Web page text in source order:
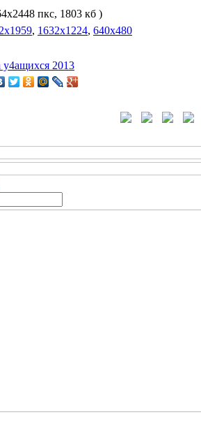
пкс, 1803 кб )
, 1632x1224, 640x480
у4ащихся 2013